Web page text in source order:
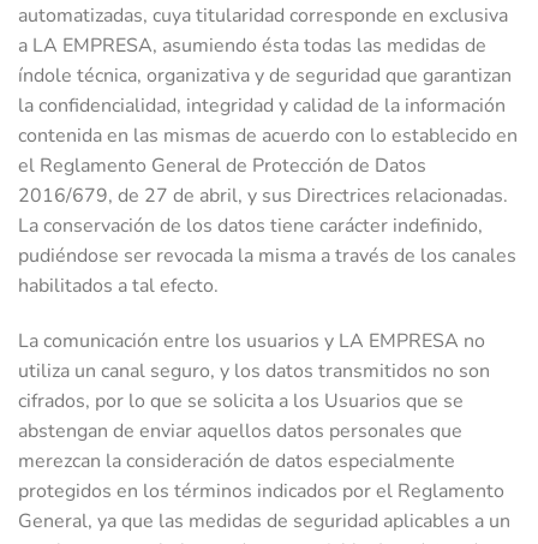
automatizadas, cuya titularidad corresponde en exclusiva
a LA EMPRESA, asumiendo ésta todas las medidas de
índole técnica, organizativa y de seguridad que garantizan
la confidencialidad, integridad y calidad de la información
contenida en las mismas de acuerdo con lo establecido en
el Reglamento General de Protección de Datos
2016/679, de 27 de abril, y sus Directrices relacionadas.
La conservación de los datos tiene carácter indefinido,
pudiéndose ser revocada la misma a través de los canales
habilitados a tal efecto.
La comunicación entre los usuarios y LA EMPRESA no
utiliza un canal seguro, y los datos transmitidos no son
cifrados, por lo que se solicita a los Usuarios que se
abstengan de enviar aquellos datos personales que
merezcan la consideración de datos especialmente
protegidos en los términos indicados por el Reglamento
General, ya que las medidas de seguridad aplicables a un